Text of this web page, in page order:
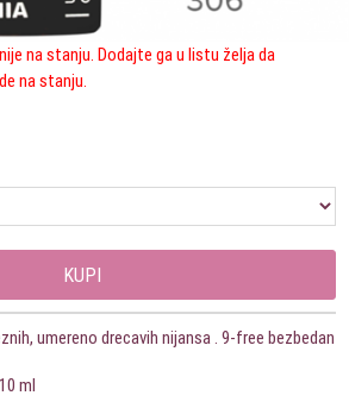
na stanju. Dodajte ga u listu želja da
na stanju.
KUPI
umereno drecavih nijansa . 9-free bezbedan
ml